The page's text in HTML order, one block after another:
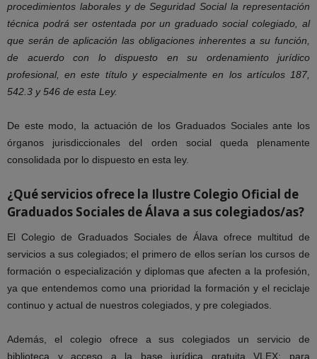
procedimientos laborales y de Seguridad Social la representación
técnica podrá ser ostentada por un graduado social colegiado, al
que serán de aplicación las obligaciones inherentes a su función,
de acuerdo con lo dispuesto en su ordenamiento jurídico
profesional, en este título y especialmente en los artículos 187,
542.3 y 546 de esta Ley.
De este modo, la actuación de los Graduados Sociales ante los
órganos jurisdiccionales del orden social queda plenamente
consolidada por lo dispuesto en esta ley.
¿Qué servicios ofrece la Ilustre Colegio Oficial de
Graduados Sociales de Álava a sus colegiados/as?
El Colegio de Graduados Sociales de Álava ofrece multitud de
servicios a sus colegiados; el primero de ellos serían los cursos de
formación o especialización y diplomas que afecten a la profesión,
ya que entendemos como una prioridad la formación y el reciclaje
continuo y actual de nuestros colegiados, y pre colegiados.
Además, el colegio ofrece a sus colegiados un servicio de
biblioteca y acceso a la base jurídica gratuita VLEX: para